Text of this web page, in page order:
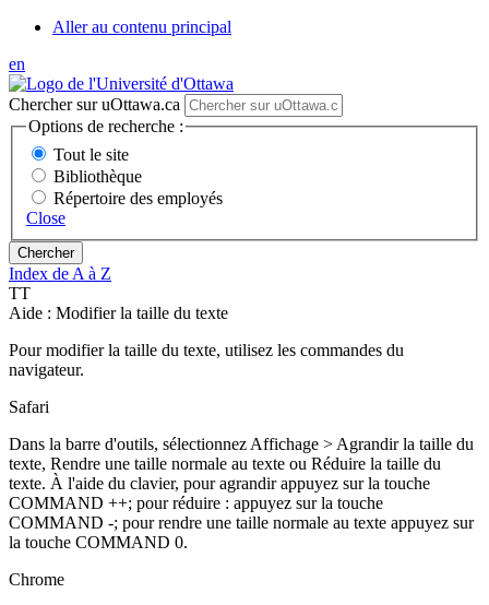
Aller au contenu principal
en
Chercher sur uOttawa.ca
Options de recherche :
Tout le site
Bibliothèque
Répertoire des employés
Close
Index de A à Z
TT
Aide : Modifier la taille du texte
Pour modifier la taille du texte, utilisez les commandes du
navigateur.
Safari
Dans la barre d'outils, sélectionnez Affichage > Agrandir la taille du
texte, Rendre une taille normale au texte ou Réduire la taille du
texte. À l'aide du clavier, pour agrandir appuyez sur la touche
COMMAND ++; pour réduire : appuyez sur la touche
COMMAND -; pour rendre une taille normale au texte appuyez sur
la touche COMMAND 0.
Chrome